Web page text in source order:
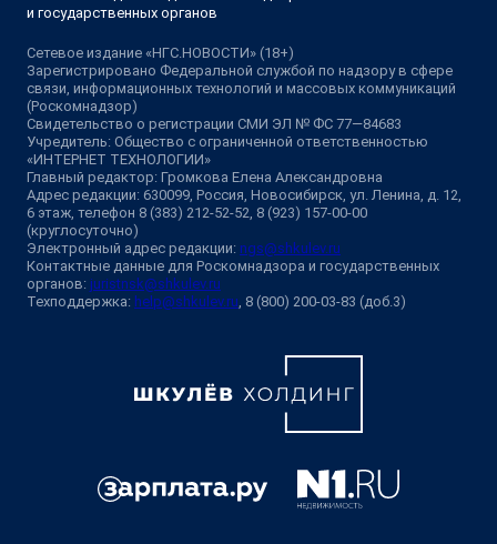
и государственных органов
Сетевое издание «НГС.НОВОСТИ» (18+)
Зарегистрировано Федеральной службой по надзору в сфере
связи, информационных технологий и массовых коммуникаций
(Роскомнадзор)
Свидетельство о регистрации СМИ ЭЛ № ФС 77—84683
Учредитель: Общество с ограниченной ответственностью
«ИНТЕРНЕТ ТЕХНОЛОГИИ»
Главный редактор: Громкова Елена Александровна
Адрес редакции: 630099, Россия, Новосибирск, ул. Ленина, д. 12,
6 этаж, телефон 8 (383) 212-52-52, 8 (923) 157-00-00
(круглосуточно)
Электронный адрес редакции: ngs@shkulev.ru
Контактные данные для Роскомнадзора и государственных
органов: juristnsk@shkulev.ru
Техподдержка: help@shkulev.ru, 8 (800) 200-03-83 (доб.3)